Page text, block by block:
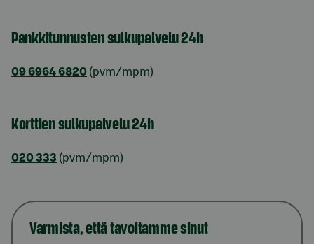
Pankkitunnusten sulkupalvelu 24h
09 6964 6820 (pvm/mpm)
Korttien sulkupalvelu 24h
020 333 (pvm/mpm)
Varmista, että tavoitamme sinut